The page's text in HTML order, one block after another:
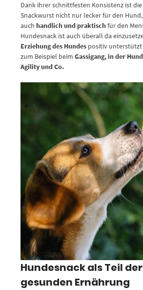
Dank ihrer schnittfesten Konsistenz ist
Snackwurst nicht nur lecker für den
auch handlich und praktischfür den
Hundesnack ist auch überall da
Erziehung des Hundes positiv unterstützt
zum Beispiel beimGassigang, in der
Agility und Co.
Hundesnack als Teil der
gesunden Ernährung